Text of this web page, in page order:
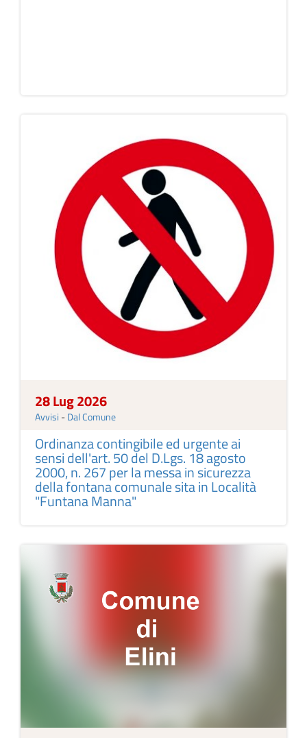
28 Lug 2026
Avvisi - Dal Comune
Ordinanza contingibile ed urgente ai
sensi dell'art. 50 del D.Lgs. 18 agosto
2000, n. 267 per la messa in sicurezza
della fontana comunale sita in Località
"Funtana Manna"